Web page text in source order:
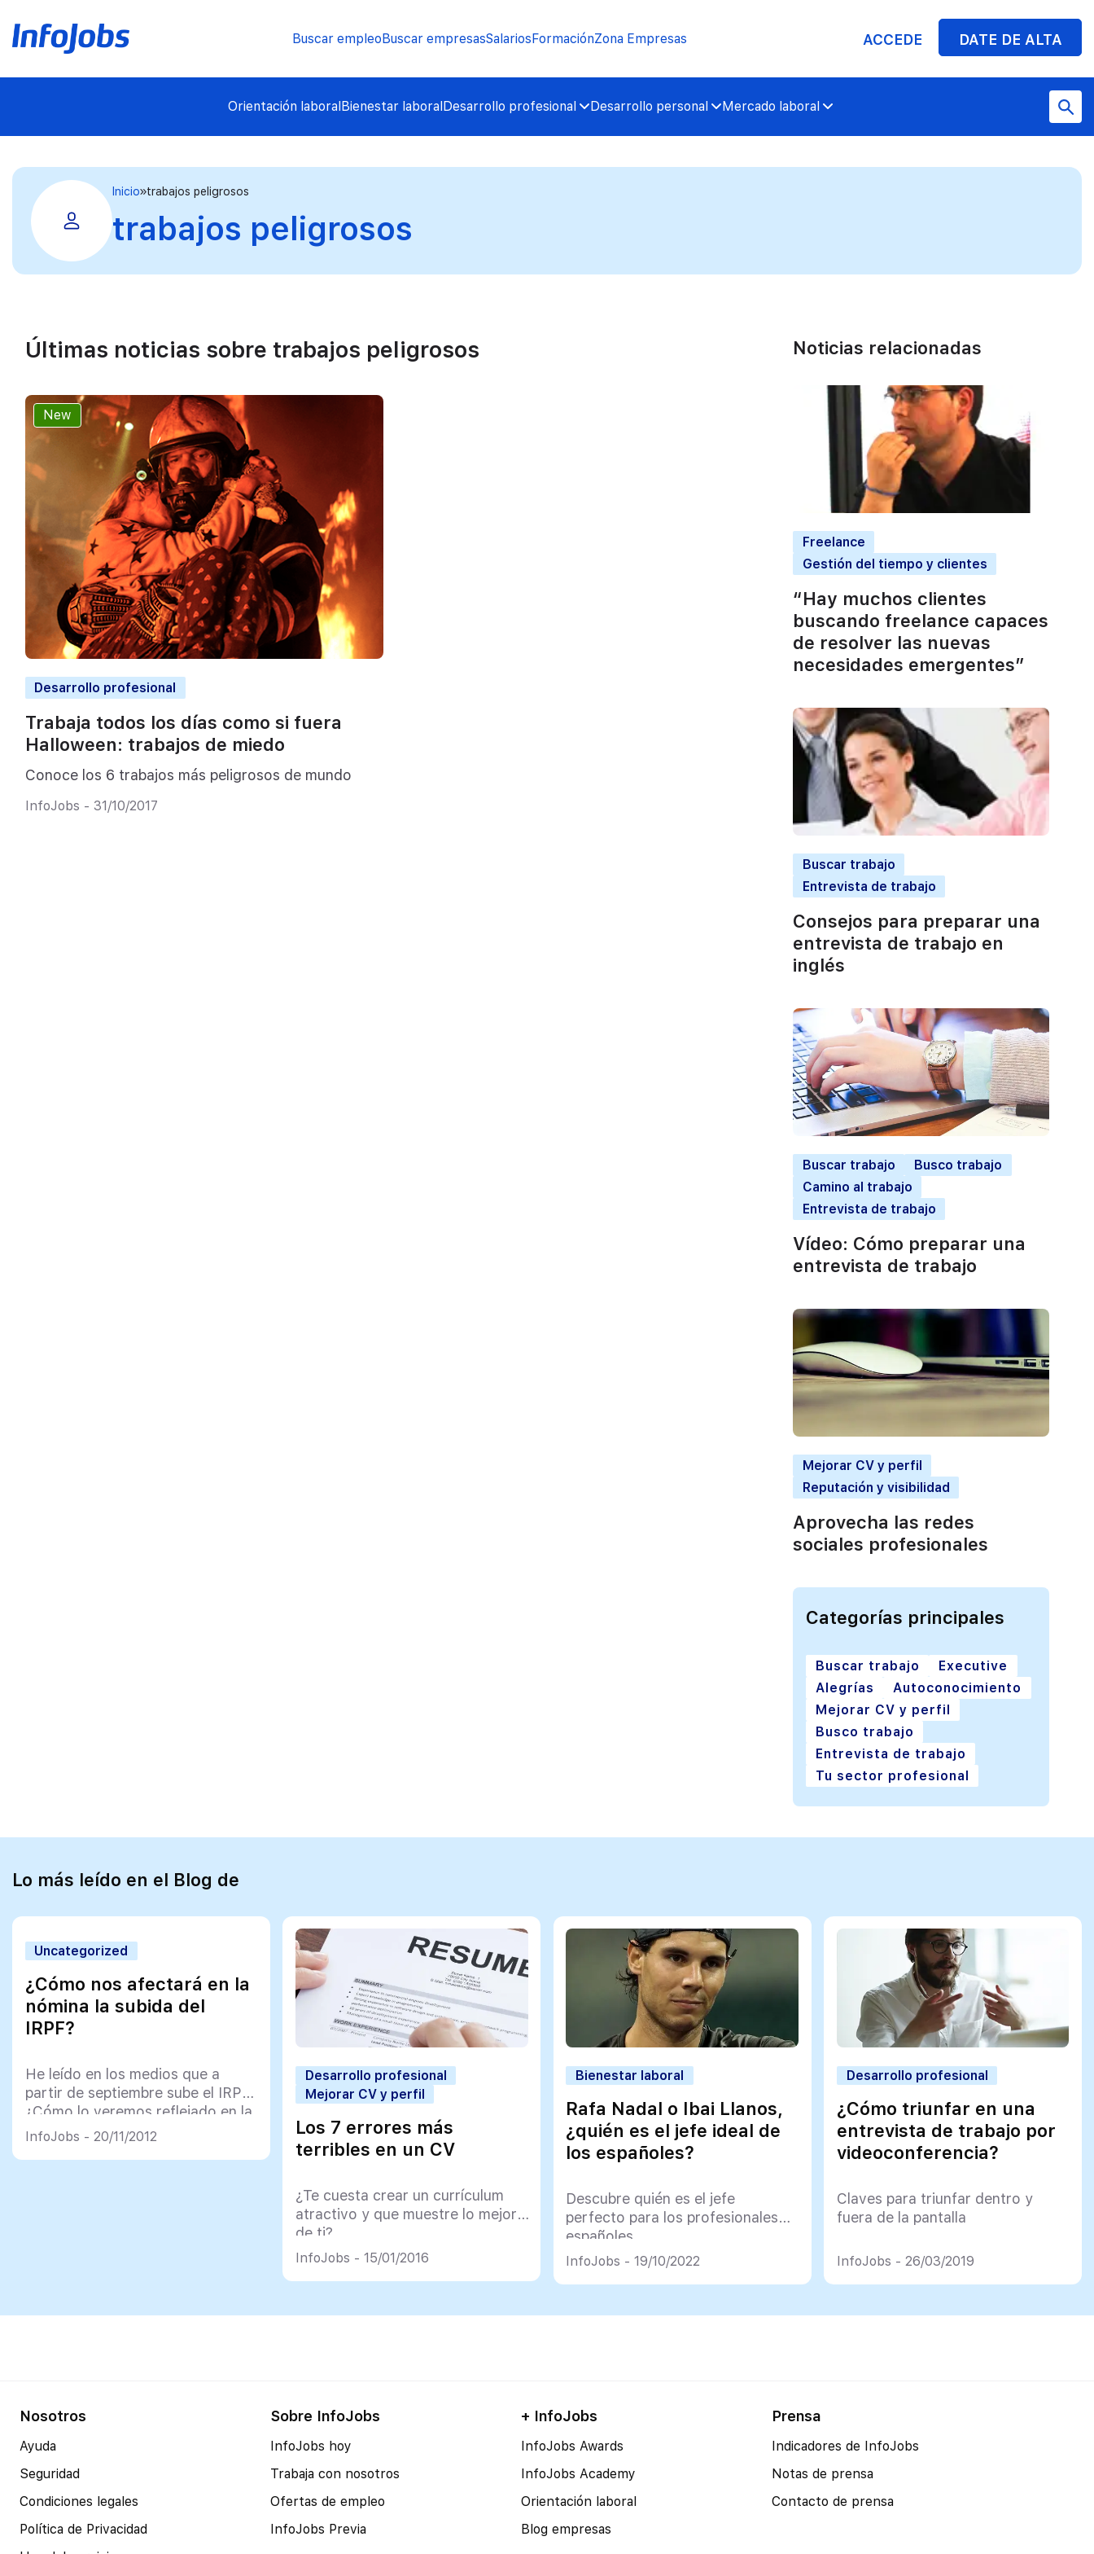
Buscar empleoBuscar empresasSalariosFormaciónZona Empresas ACCEDE DATE DE ALTA
Orientación laboralBienestar laboralDesarrollo profesional Desarrollo personal Mercado laboral
Inicio trabajos peligrosos
trabajos peligrosos
Últimas noticias sobre trabajos peligrosos
New
Desarrollo profesional
Trabaja todos los días como si fuera
Halloween: trabajos de miedo
Conoce los 6 trabajos más peligrosos de mundo
InfoJobs - 31/10/2017
Noticias relacionadas
Freelance
Gestión del tiempo y clientes
“Hay muchos clientes
buscando freelance capaces
de resolver las nuevas
necesidades emergentes”
Buscar trabajo
Entrevista de trabajo
Consejos para preparar una
entrevista de trabajo en
inglés
Buscar trabajo
Busco trabajo
Camino al trabajo
Entrevista de trabajo
Vídeo: Cómo preparar una
entrevista de trabajo
Mejorar CV y perfil
Reputación y visibilidad
Aprovecha las redes
sociales profesionales
Categorías principales
Buscar trabajo
Executive
Alegrías
Autoconocimiento
Mejorar CV y perfil
Busco trabajo
Entrevista de trabajo
Tu sector profesional
Lo más leído en el Blog de
Uncategorized
¿Cómo nos afectará en la
nómina la subida del
IRPF?
He leído en los medios que a
partir de septiembre sube el IRPF.
¿Cómo lo veremos reflejado en la
nómina? link
http://primerempleo.infojobs.net/questions/2998/como-
InfoJobs - 20/11/2012
Desarrollo profesional
Mejorar CV y perfil
Los 7 errores más
terribles en un CV
¿Te cuesta crear un currículum
atractivo y que muestre lo mejor
de ti?
InfoJobs - 15/01/2016
Bienestar laboral
Rafa Nadal o Ibai Llanos,
¿quién es el jefe ideal de
los españoles?
Descubre quién es el jefe
perfecto para los profesionales
españoles
InfoJobs - 19/10/2022
Desarrollo profesional
¿Cómo triunfar en una
entrevista de trabajo por
videoconferencia?
Claves para triunfar dentro y
fuera de la pantalla
InfoJobs - 26/03/2019
Nosotros
Ayuda
Seguridad
Condiciones legales
Política de Privacidad
Sobre InfoJobs
InfoJobs hoy
Trabaja con nosotros
Ofertas de empleo
InfoJobs Previa
+ InfoJobs
InfoJobs Awards
InfoJobs Academy
Orientación laboral
Blog empresas
Prensa
Indicadores de InfoJobs
Notas de prensa
Contacto de prensa